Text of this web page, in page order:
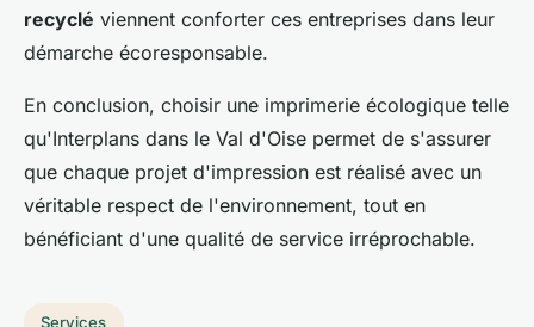
recyclé viennent conforter ces entreprises dans leur
démarche écoresponsable.
En conclusion, choisir une imprimerie écologique telle
qu'Interplans dans le Val d'Oise permet de s'assurer
que chaque projet d'impression est réalisé avec un
véritable respect de l'environnement, tout en
bénéficiant d'une qualité de service irréprochable.
Services